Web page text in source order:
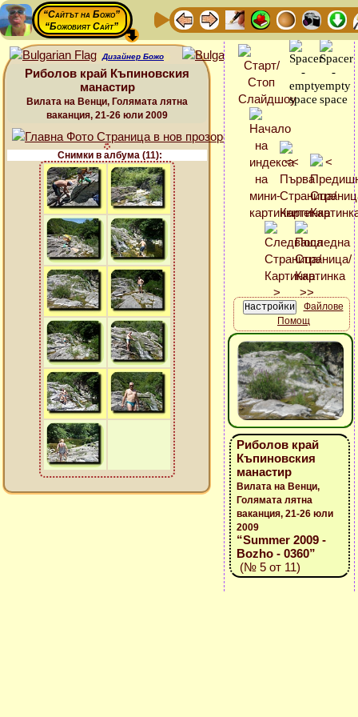
“Сайтът на Божо”
“Божовият Сайт”
Дизайнер Божо
Риболов край Къпиновския
манастир
Вилата на Венци, Голямата лятна
ваканция, 21-26 юли 2009
Снимки в албума (11):
Файлове
Помощ
Риболов край
Къпиновския
манастир
Вилата на Венци,
Голямата лятна
ваканция, 21-26 юли
2009
“Summer 2009 -
Bozho - 0360”
(№ 5 от 11)